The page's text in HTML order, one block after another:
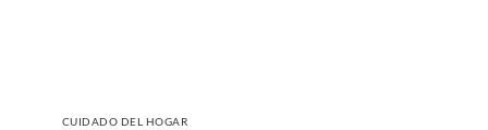
CUIDADO DEL HOGAR